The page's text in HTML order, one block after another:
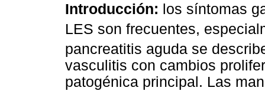
Introducción: los síntomas
LES son frecuentes,
pancreatitis aguda se
vasculitis con cambios
patogénica principal. Las